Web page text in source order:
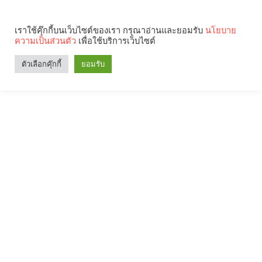
เราใช้คุ๊กกี้บนเว็บไซต์ของเรา กรุณาอ่านและยอมรับ นโยบาย
ความเป็นส่วนตัว เพื่อใช้บริการเว็บไซต์
ตัวเลือกคุ๊กกี้ ยอมรับ